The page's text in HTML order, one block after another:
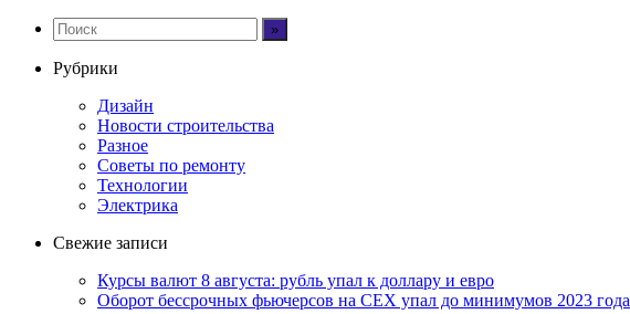
Рубрики
Дизайн
Новости строительства
Разное
Советы по ремонту
Технологии
Электрика
Свежие записи
Курсы валют 8 августа: рубль упал к доллару и евро
Оборот бессрочных фьючерсов на CEX упал до минимумов 2023 года